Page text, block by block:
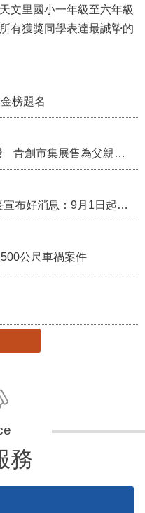
文里國小一年級至六年級
有獲獎同學表達最誠摯的
榜題名
公尺車禍案件
務